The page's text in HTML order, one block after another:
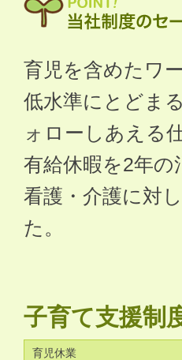
育児を含めたワ
低水準にとどま
ォローしあえる
有給休暇を2年の
看護・介護に対
た。
子育て支援制
育児休業